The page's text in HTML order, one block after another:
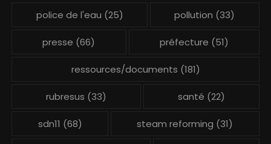
police de l'eau (25) pollution (33)
presse (66) préfecture (51)
ressources/documents (181)
rubresus (33) santé (22)
sdn11 (68) steam reforming (31)